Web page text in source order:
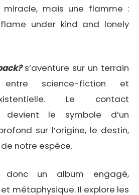
miracle, mais une flamme :
under kind and lonely
s’aventure sur un terrain
science-fiction et
Le contact
devient le symbole d’un
sur l’origine, le destin,
notre espèce.
un album engagé,
métaphysique. Il explore les